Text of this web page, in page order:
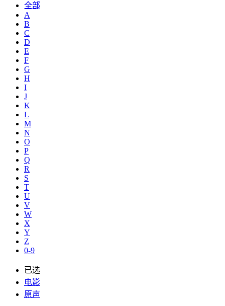
全部
A
B
C
D
E
F
G
H
I
J
K
L
M
N
O
P
Q
R
S
T
U
V
W
X
Y
Z
0-9
已选
电影
原声